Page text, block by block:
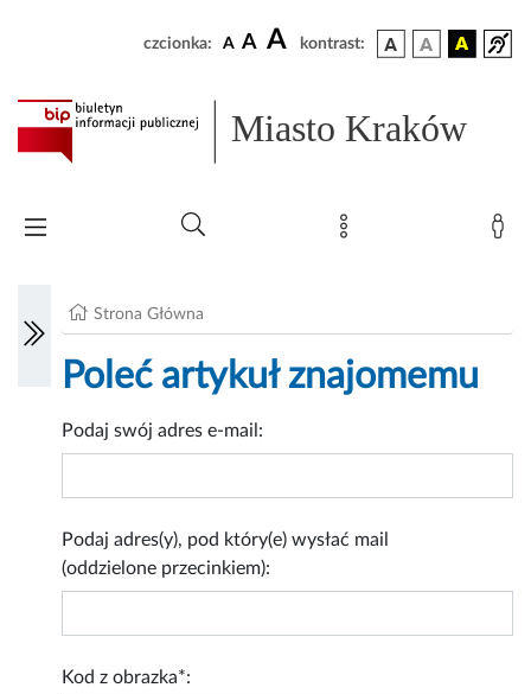
czcionka: A A A kontrast:
Miasto Kraków
Strona Główna
Poleć artykuł znajomemu
Podaj swój adres e-mail:
Podaj adres(y), pod który(e) wysłać mail
(oddzielone przecinkiem):
Kod z obrazka*: